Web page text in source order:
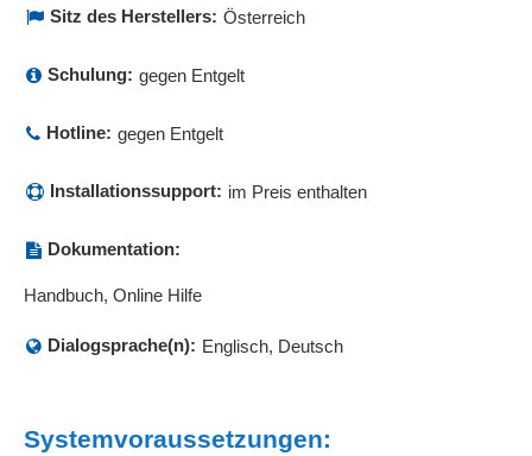
Sitz des Herstellers: Österreich
Schulung: gegen Entgelt
Hotline: gegen Entgelt
Installationssupport: im Preis enthalten
Dokumentation:
Handbuch, Online Hilfe
Dialogsprache(n): Englisch, Deutsch
Systemvoraussetzungen: